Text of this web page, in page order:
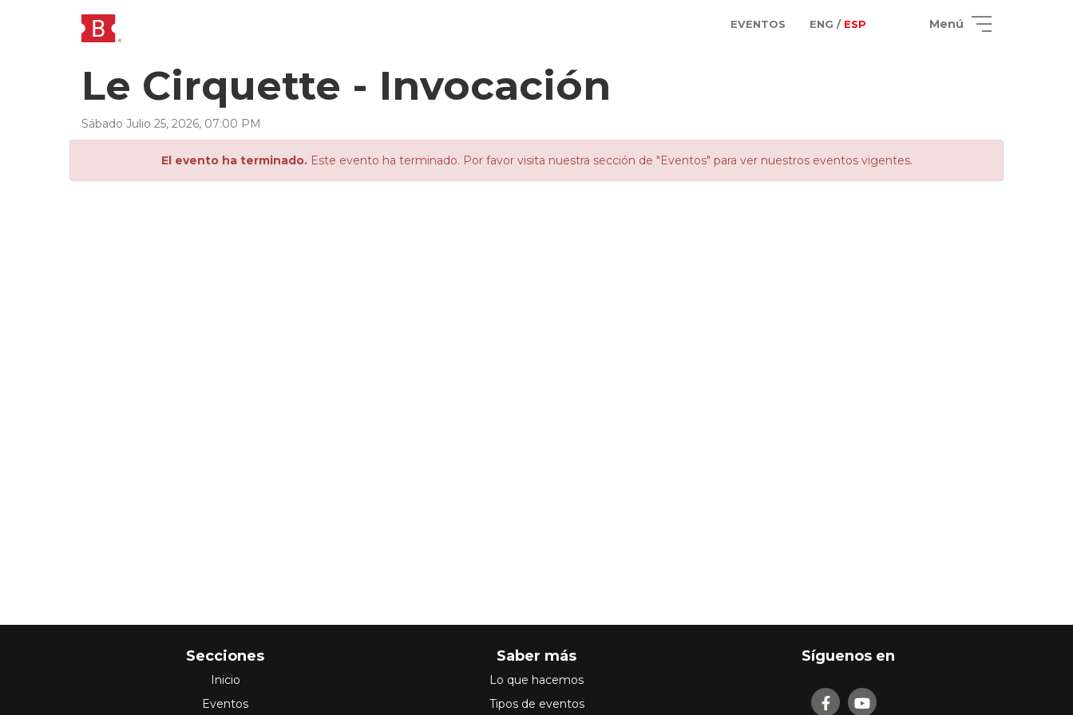
EVENTOS ENG / ESP Menú
Le Cirquette - Invocación
Sábado Julio 25, 2026, 07:00 PM
El evento ha terminado.Este evento ha terminado. Por favor visita nuestra sección de "Eventos" para ver nuestros eventos vigentes.
Secciones
Inicio
Eventos
Saber más
Lo que hacemos
Tipos de eventos
Síguenos en